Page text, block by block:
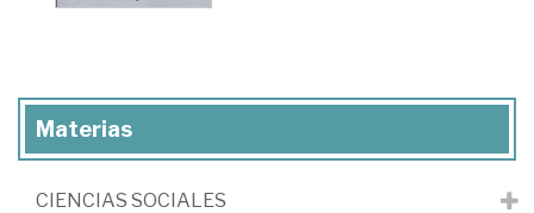
Materias
CIENCIAS SOCIALES